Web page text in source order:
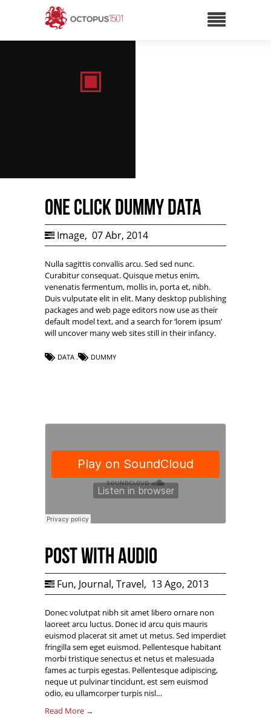
One Click Dummy Data
Image, 07 Abr, 2014
Nulla sagittis convallis arcu. Sed sed nunc.
Curabitur consequat. Quisque metus enim,
venenatis fermentum, mollis in, porta et, nibh.
Duis vulputate elit in elit. Many desktop publishing
packages and web page editors now use as their
default model text, and a search for ‘lorem ipsum’
will uncover many web sites still in their infancy.
DATA DUMMY
Post with Audio
Fun, Journal, Travel, 13 Ago, 2013
Donec volutpat nibh sit amet libero ornare non
laoreet arcu luctus. Donec id arcu quis mauris
euismod placerat sit amet ut metus. Sed imperdiet
fringilla sem eget euismod. Pellentesque habitant
morbi tristique senectus et netus et malesuada
fames ac turpis egestas. Pellentesque adipiscing,
neque ut pulvinar tincidunt, est sem euismod
odio, eu ullamcorper turpis nisl…
Read More →